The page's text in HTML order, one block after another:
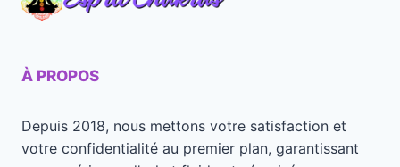
À PROPOS
Depuis 2018, nous mettons votre satisfaction et
votre confidentialité au premier plan, garantissant